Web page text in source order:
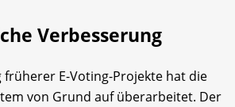
Verbesserung
früherer E-Voting-Projekte hat die
von Grund auf überarbeitet. Der